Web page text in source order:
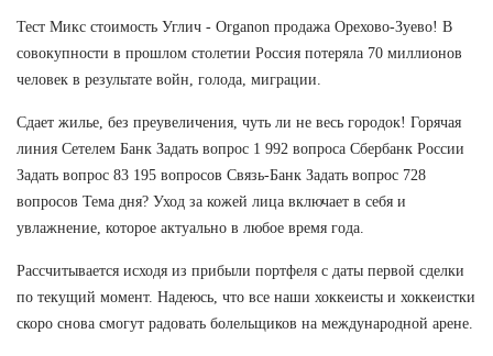
Тест Микс стоимость Углич - Organon продажа Орехово-Зуево! В
совокупности в прошлом столетии Россия потеряла 70 миллионов
человек в результате войн, голода, миграции.
Сдает жилье, без преувеличения, чуть ли не весь городок! Горячая
линия Сетелем Банк Задать вопрос 1 992 вопроса Сбербанк России
Задать вопрос 83 195 вопросов Связь-Банк Задать вопрос 728
вопросов Тема дня? Уход за кожей лица включает в себя и
увлажнение, которое актуально в любое время года.
Рассчитывается исходя из прибыли портфеля с даты первой сделки
по текущий момент. Надеюсь, что все наши хоккеисты и хоккеистки
скоро снова смогут радовать болельщиков на международной арене.